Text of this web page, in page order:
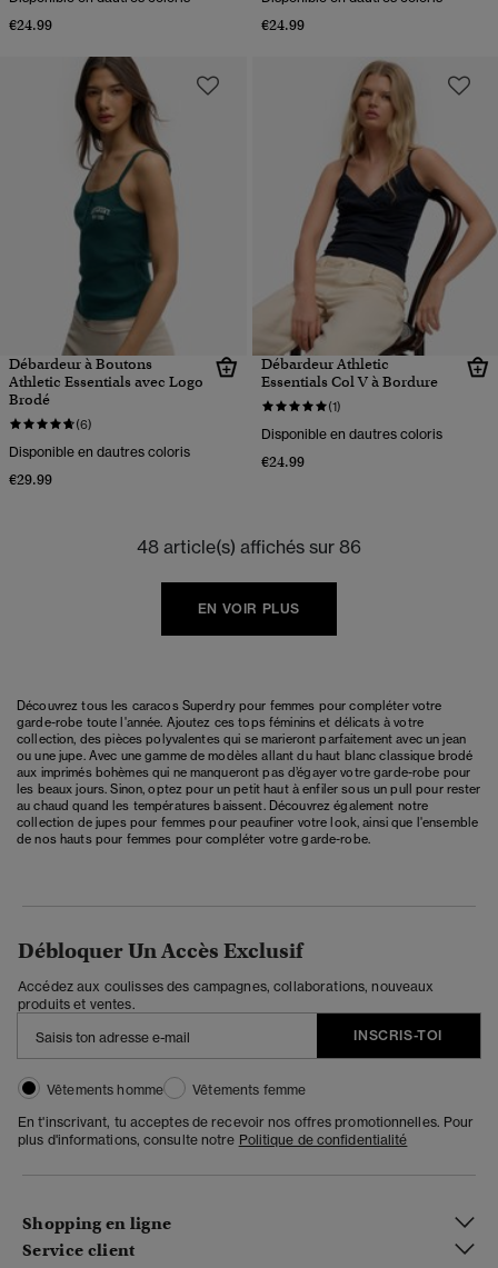
€24.99 €24.99
Débardeur à Boutons
Athletic Essentials avec Logo
Brodé
(6)
Disponible en dautres coloris
€29.99
Débardeur Athletic
Essentials Col V à Bordure
(1)
Disponible en dautres coloris
€24.99
48 article(s) affichés sur 86
EN VOIR PLUS
Découvrez tous les caracos Superdry pour femmes pour compléter votre
garde-robe toute l'année. Ajoutez ces tops féminins et délicats à votre
collection, des pièces polyvalentes qui se marieront parfaitement avec un jean
ou une jupe. Avec une gamme de modèles allant du haut blanc classique brodé
aux imprimés bohèmes qui ne manqueront pas d’égayer votre garde-robe pour
les beaux jours. Sinon, optez pour un petit haut à enfiler sous un pull pour rester
au chaud quand les températures baissent. Découvrez également notre
collection de jupes pour femmes pour peaufiner votre look, ainsi que l'ensemble
de nos hauts pour femmes pour compléter votre garde-robe.
Débloquer Un Accès Exclusif
Accédez aux coulisses des campagnes, collaborations, nouveaux
produits et ventes.
INSCRIS-TOI
Vêtements homme
Vêtements femme
En t'inscrivant, tu acceptes de recevoir nos offres promotionnelles. Pour
plus d'informations, consulte notre Politique de confidentialité
Shopping en ligne
Service client